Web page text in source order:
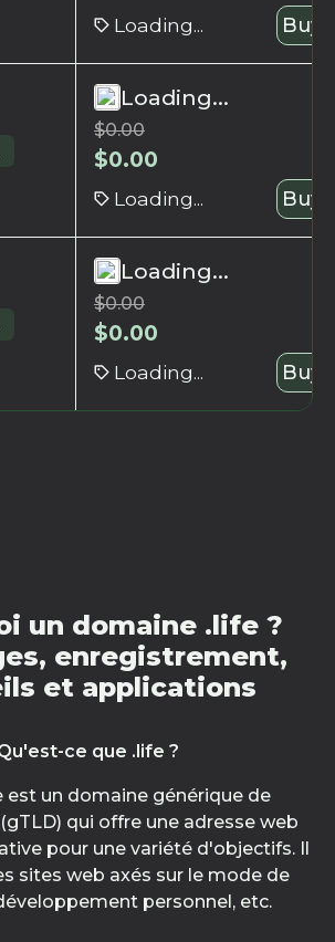
Loading... Buy
Loading...
$0.00
$0.00
Loading... Buy
Loading...
$0.00
$0.00
Loading... Buy
un domaine .life ?
enregistrement,
et applications
ce que .life ?
est un domaine générique de
qui offre une adresse web
pour une variété d'objectifs. Il
sites web axés sur le mode de
personnel, etc.